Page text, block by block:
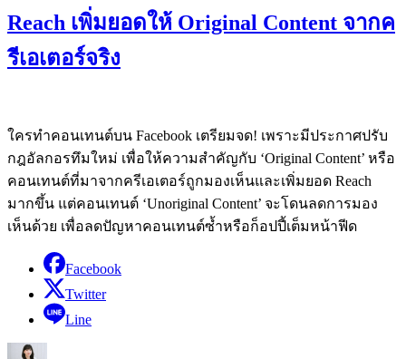
Reach เพิ่มยอดให้ Original Content จากค
รีเอเตอร์จริง
ใครทำคอนเทนต์บน Facebook เตรียมจด! เพราะมีประกาศปรับ
กฎอัลกอรทึมใหม่ เพื่อให้ความสำคัญกับ ‘Original Content’ หรือ
คอนเทนต์ที่มาจากครีเอเตอร์ถูกมองเห็นและเพิ่มยอด Reach
มากขึ้น แต่คอนเทนต์​ ‘Unoriginal Content’ จะโดนลดการมอง
เห็นด้วย เพื่อลดปัญหาคอนเทนต์ซ้ำหรือก็อปปี้เต็มหน้าฟีด
Facebook
Twitter
Line